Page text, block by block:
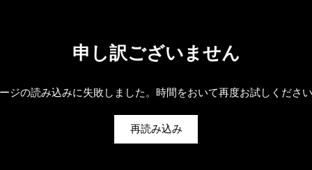
申し訳ございません
ジの読み込みに失敗しました。時間をおいて再度お試しくださ
再読み込み